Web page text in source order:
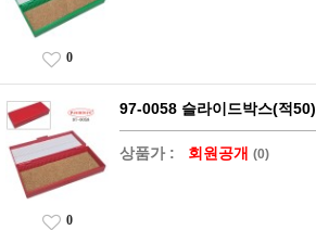
0
97-0058 슬라이드박스(적50)
상품가 : 회원공개 (0)
0